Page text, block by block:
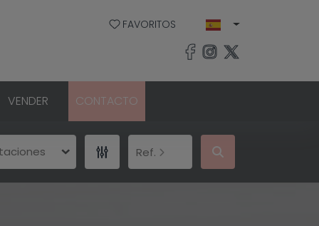
FAVORITOS
VENDER CONTACTO
Ref.